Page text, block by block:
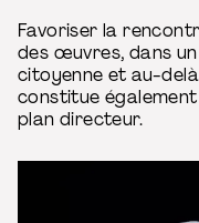
Favoriser la
des œuvres, dans
citoyenne et au-
constitue également
plan directeur.